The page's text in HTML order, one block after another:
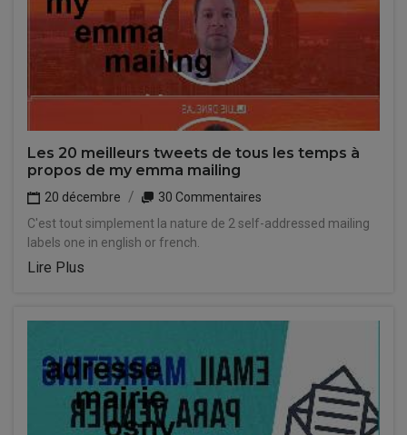
Les 20 meilleurs tweets de tous les temps à
propos de my emma mailing
20 décembre
30 Commentaires
C'est tout simplement la nature de 2 self-addressed mailing
labels one in english or french.
Lire Plus